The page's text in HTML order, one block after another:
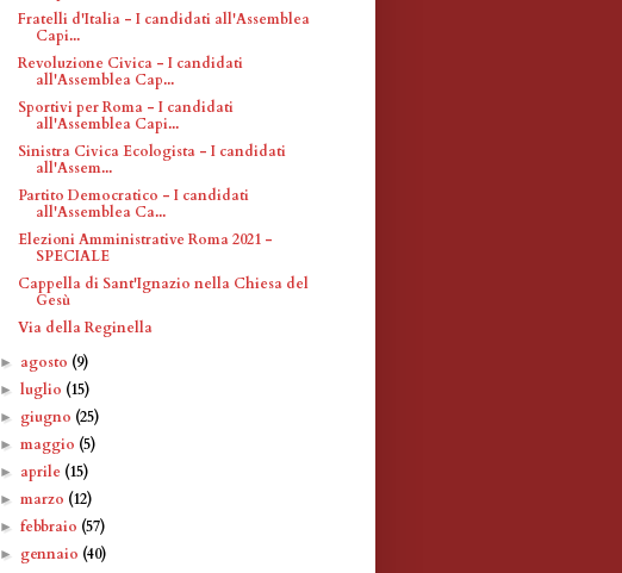
Fratelli d'Italia - I candidati all'Assemblea
Capi...
Revoluzione Civica - I candidati
all'Assemblea Cap...
Sportivi per Roma - I candidati
all'Assemblea Capi...
Sinistra Civica Ecologista - I candidati
all'Assem...
Partito Democratico - I candidati
all'Assemblea Ca...
Elezioni Amministrative Roma 2021 -
SPECIALE
Cappella di Sant'Ignazio nella Chiesa del
Gesù
Via della Reginella
► agosto (9)
►luglio (15)
► giugno (25)
►maggio (5)
► aprile (15)
►marzo (12)
►febbraio (57)
► gennaio (40)